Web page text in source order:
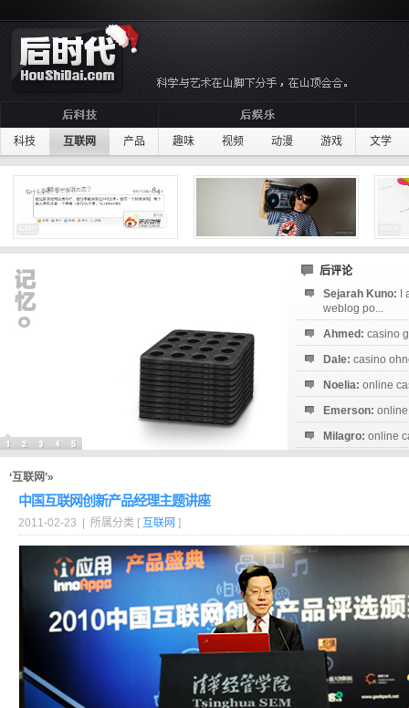
科技 互联网 产品 趣味 视频 动漫 游戏 文学
后评论
Sejarah Kuno:
weblog po...
Ahmed: casino
Dale: casino
Noelia: online
Emerson:
Milagro: online
‘互联网’»
中国互联网创新产品经理主题讲座
2011-02-23 | 所属分类 [ 互联网 ]